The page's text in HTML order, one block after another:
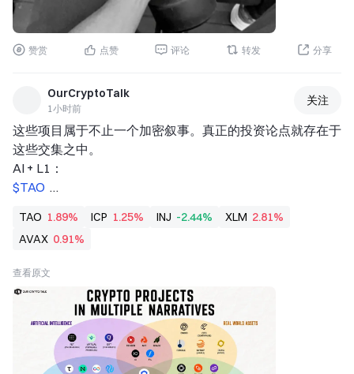
赞赏 点赞 评论 转发 分享
OurCryptoTalk
1小时前
关注
这些项目属于不止一个加密叙事。真正的投资论点就存在于
这些交集之中。
AI + L1：
$TAO
$ICP
$INJ
$XLM
$OM
TAO 1.89% ICP 1.25% INJ -2.44% XLM 2.81%
AVAX 0.91%
查看原文